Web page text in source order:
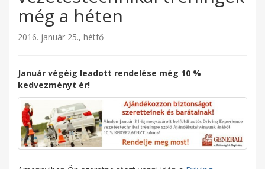
még a héten
2016. január 25., hétfő
Január végéig leadott rendelése még 10 %
kedvezményt ér!